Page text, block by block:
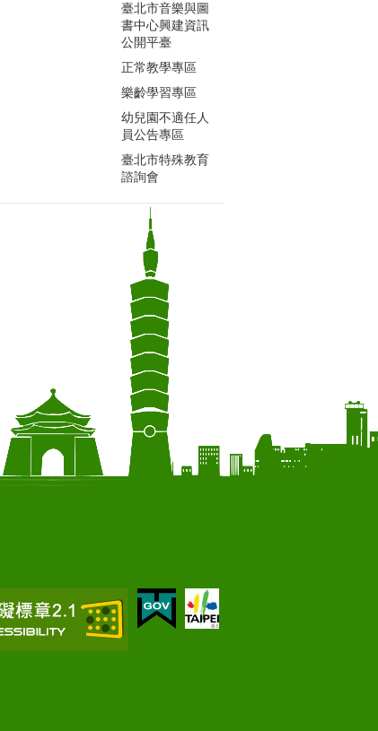
臺北市音樂與圖
書中心興建資訊
公開平臺
正常教學專區
樂齡學習專區
幼兒園不適任人
員公告專區
臺北市特殊教育
諮詢會